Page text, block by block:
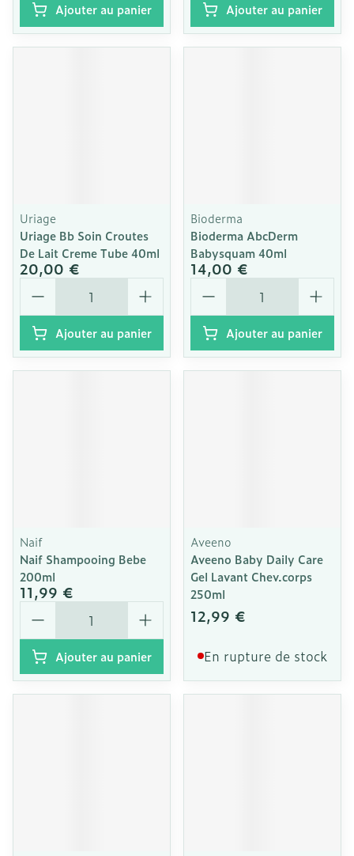
Ajouter au panier Ajouter au panier
Uriage
Uriage Bb Soin Croutes
De Lait Creme Tube 40ml
20,00 €
Quantité
Ajouter au panier
Bioderma
Bioderma AbcDerm
Babysquam 40ml
14,00 €
Quantité
Ajouter au panier
Naif
Naif Shampooing Bebe
200ml
11,99 €
Quantité
Ajouter au panier
Aveeno
Aveeno Baby Daily Care
Gel Lavant Chev.corps
250ml
12,99 €
En rupture de stock